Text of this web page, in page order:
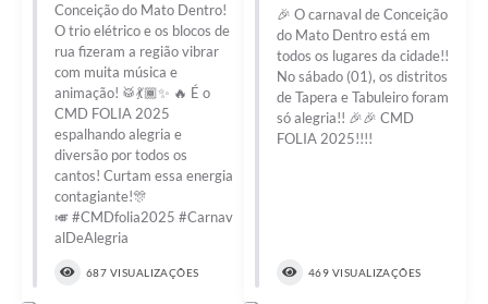
Conceição do Mato Dentro!
O trio elétrico e os blocos de
rua fizeram a região vibrar
com muita música e
animação! 🥁💃🏾✨ 🔥 É o
CMD FOLIA 2025
espalhando alegria e
diversão por todos os
cantos! Curtam essa energia
contagiante!🎊
🎺 #CMDfolia2025 #Carnav
alDeAlegria
687 VISUALIZAÇÕES
🎉 O carnaval de Conceição
do Mato Dentro está em
todos os lugares da cidade!!
No sábado (01), os distritos
de Tapera e Tabuleiro foram
só alegria!! 🎉🎉 CMD
FOLIA 2025!!!!
469 VISUALIZAÇÕES